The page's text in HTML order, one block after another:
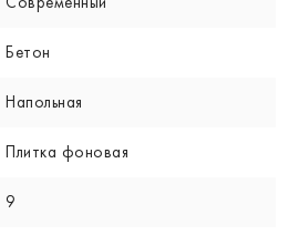
Бетон
Напольная
Плитка фоновая
9